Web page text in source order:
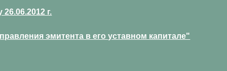
г.
эмитента в его уставном капитале"